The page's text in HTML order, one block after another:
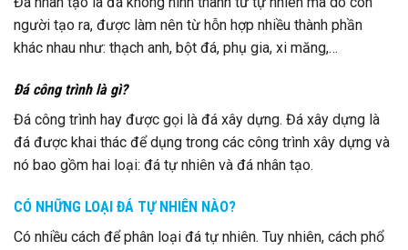
người tạo ra, được làm nên từ hỗn hợp nhiều thành phần
khác nhau như: thạch anh, bột đá, phụ gia, xi măng,…
Đá công trình là gì?
Đá công trình hay được gọi là đá xây dựng. Đá xây dựng là
đá được khai thác để dụng trong các công trình xây dựng và
nó bao gồm hai loại: đá tự nhiên và đá nhân tạo.
CÓ NHỮNG LOẠI ĐÁ TỰ NHIÊN NÀO?
Có nhiều cách để phân loại đá tự nhiên. Tuy nhiên, cách phổ